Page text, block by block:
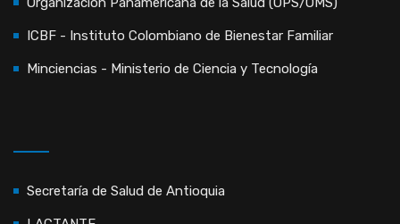
ICBF - Instituto Colombiano de Bienestar Familiar
Minciencias - Ministerio de Ciencia y Tecnología
Secretaría de Salud de Antioquia